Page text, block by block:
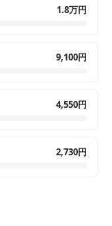
1.8万円
9,100円
4,550円
2,730円